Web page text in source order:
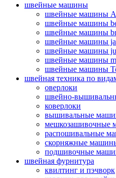
швейные машины
швейные машины
швейные машины
швейные машины
швейные машины
швейные машины
швейные машины
швейные машины
швейная техника по
оверлоки
швейно-
коверлоки
вышивальные
мешкозашивочные
распошивальные
скорняжные
подшивочные
швейная фурнитура
квилтинг и пэчворк